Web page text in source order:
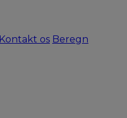
Kontakt os Beregn